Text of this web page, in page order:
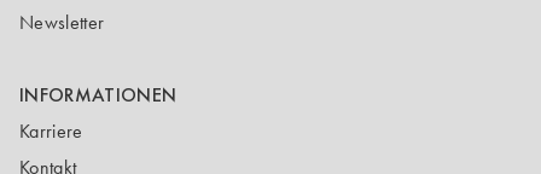
Newsletter
INFORMATIONEN
Karriere
Kontakt